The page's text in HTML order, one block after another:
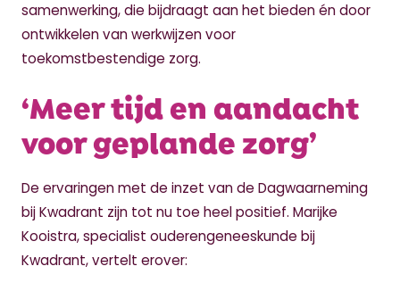
samenwerking, die bijdraagt aan het bieden én door
ontwikkelen van werkwijzen voor
toekomstbestendige zorg.
‘Meer tijd en aandacht
voor geplande zorg’
De ervaringen met de inzet van de Dagwaarneming
bij Kwadrant zijn tot nu toe heel positief. Marijke
Kooistra, specialist ouderengeneeskunde bij
Kwadrant, vertelt erover: